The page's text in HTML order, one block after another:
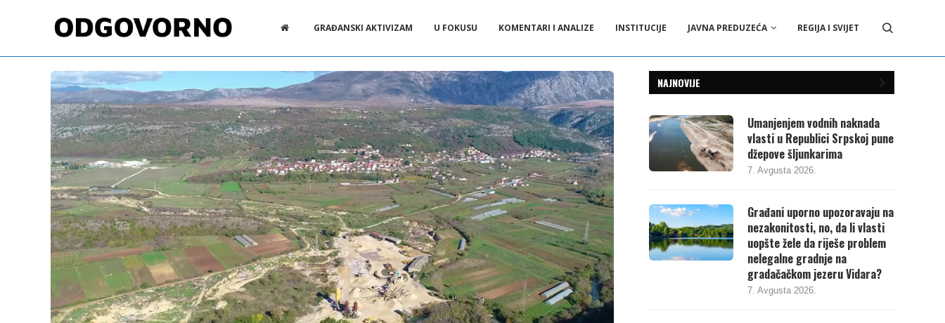
GRAĐANSKI AKTIVIZAM U FOKUSU KOMENTARI I ANALIZE INSTITUCIJE JAVNA PREDUZEĆA REGIJA I SVIJET
NAJNOVIJE
Umanjenjem vodnih naknada
vlasti u Republici Srpskoj pune
džepove šljunkarima
7. Avgusta 2026.
Građani uporno upozoravaju na
nezakonitosti, no, da li vlasti
uopšte žele da riješe problem
nelegalne gradnje na
gradačačkom jezeru Vidara?
7. Avgusta 2026.